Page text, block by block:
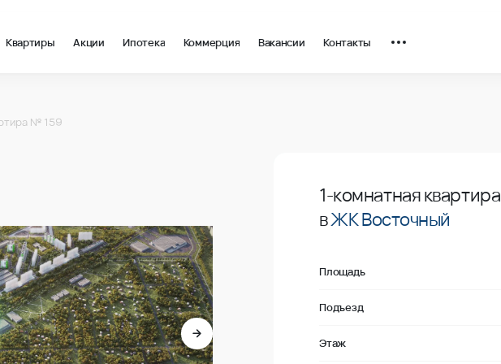
Квартиры Акции Ипотека Коммерция Вакансии Контакты
№ 159
1-комнатная квартира
вЖК Восточный
Площадь
Подъезд
Этаж